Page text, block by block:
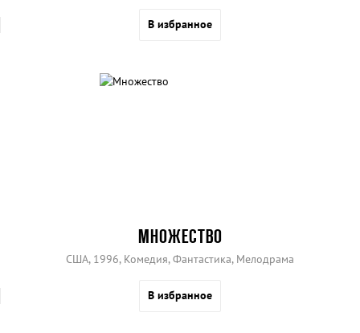
В избранное
МНОЖЕСТВО
США, 1996, Комедия, Фантастика, Мелодрама
В избранное